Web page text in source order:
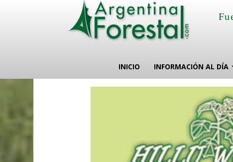
INICIO INFORMACIÓN AL DÍA